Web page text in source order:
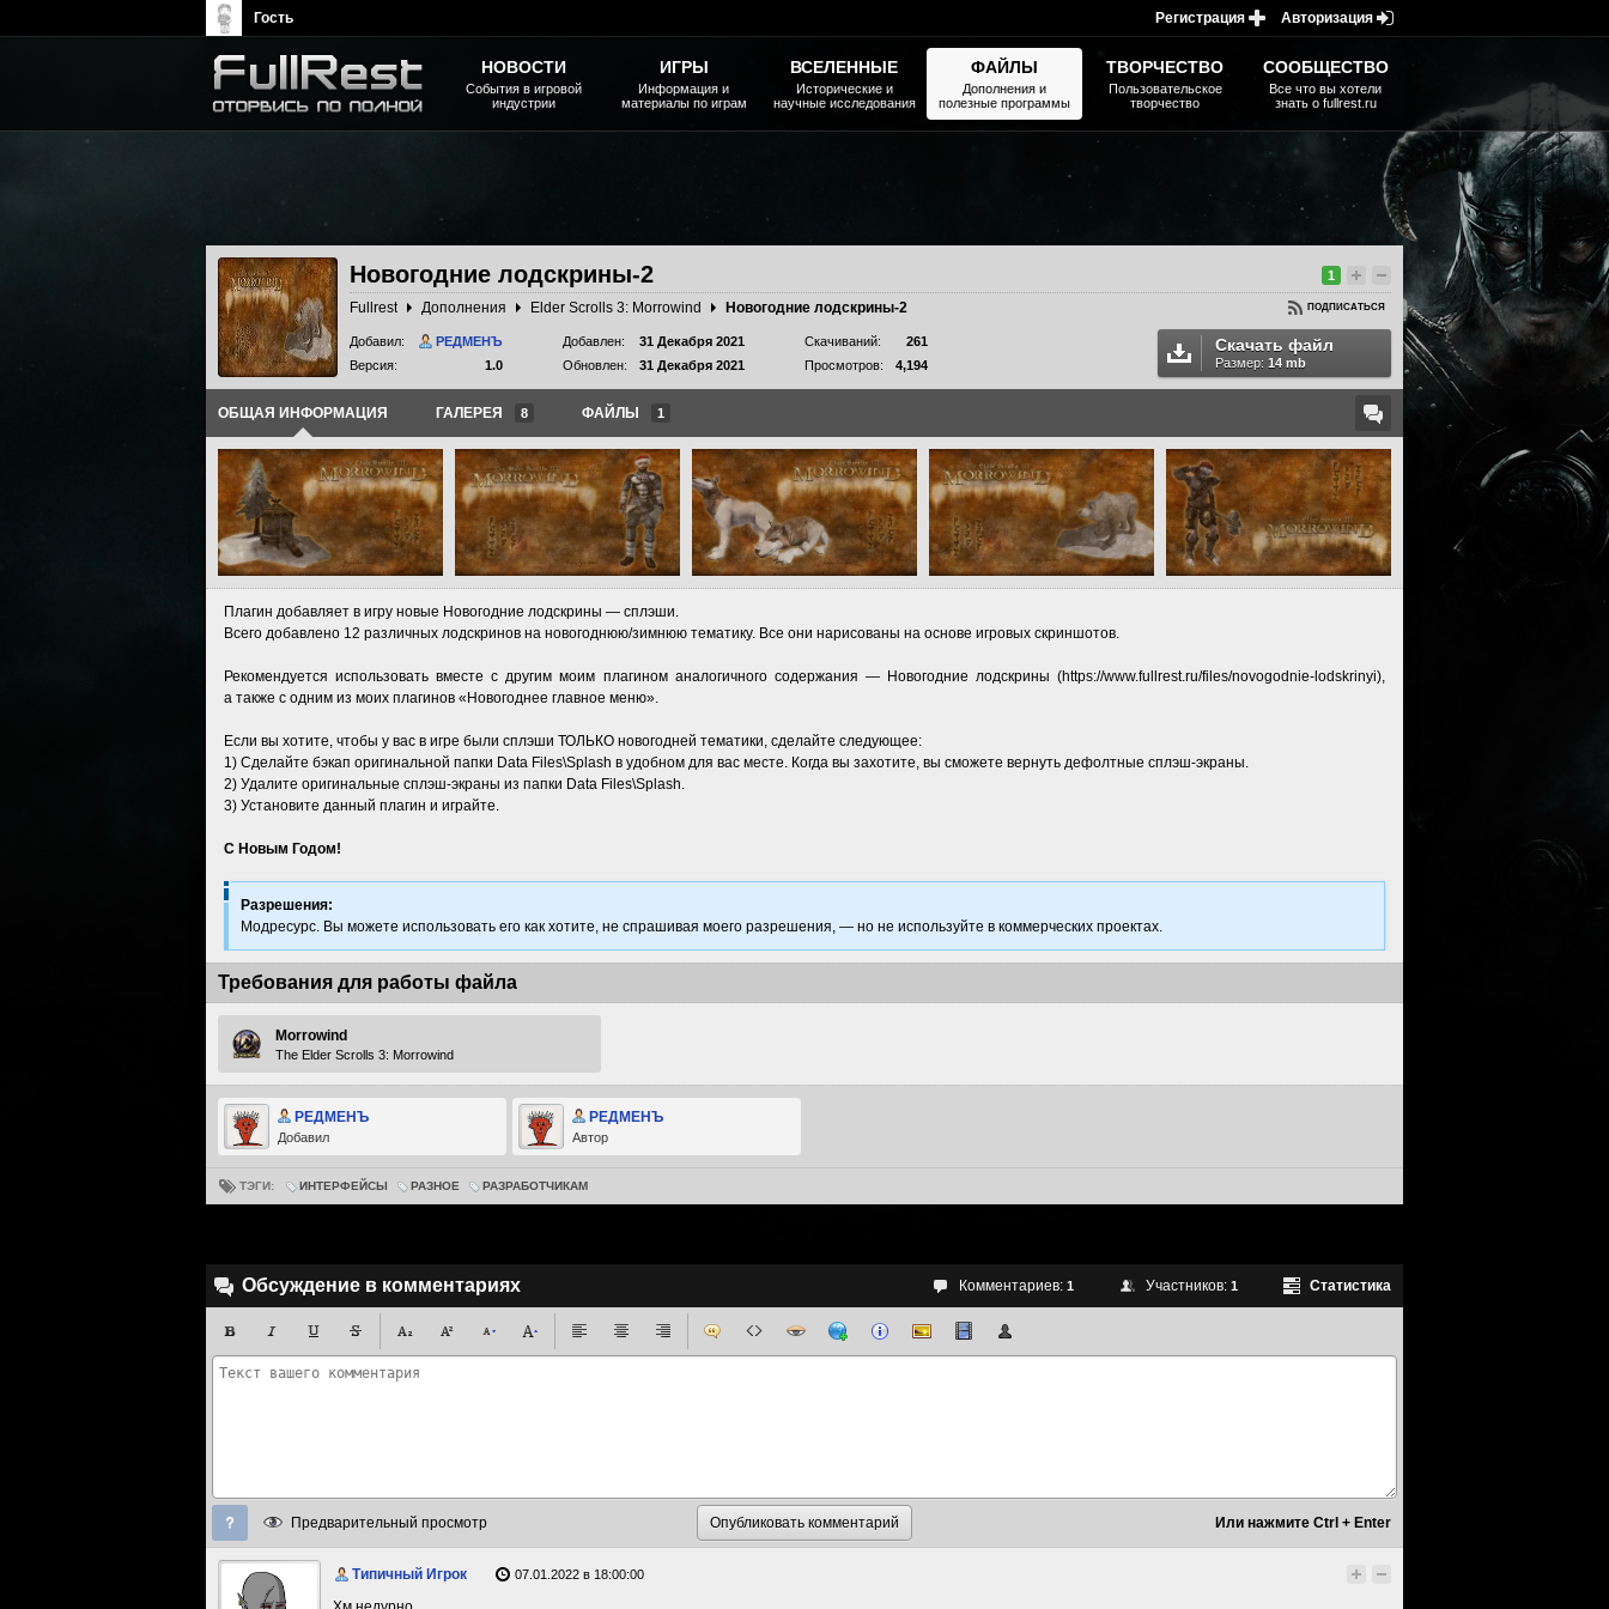
1
ПОДПИСАТЬСЯ
Новогодние лодскрины-2
Fullrest Дополнения Elder Scrolls 3: Morrowind Новогодние лодскрины-2
Скачать файл
Размер: 14 mb
Добавил:
РЕДМЕНЪ
Версия:
1.0
Добавлен:
31 Декабря 2021
Обновлен:
31 Декабря 2021
Скачиваний:
261
Просмотров:
4,194
ОБЩАЯ ИНФОРМАЦИЯ ГАЛЕРЕЯ 8 ФАЙЛЫ 1
Плагин добавляет в игру новые Новогодние лодскрины — сплэши.
Всего добавлено 12 различных лодскринов на новогоднюю/зимнюю тематику. Все они нарисованы на основе игровых скриншотов.
Рекомендуется использовать вместе с другим моим плагином аналогичного содержания — Новогодние лодскрины (https://www.fullrest.ru/files/novogodnie-lodskrinyi),
а также с одним из моих плагинов «Новогоднее главное меню».
Если вы хотите, чтобы у вас в игре были сплэши ТОЛЬКО новогодней тематики, сделайте следующее:
1) Сделайте бэкап оригинальной папки Data Files\Splash в удобном для вас месте. Когда вы захотите, вы сможете вернуть дефолтные сплэш-экраны.
2) Удалите оригинальные сплэш-экраны из папки Data Files\Splash.
3) Установите данный плагин и играйте.
С Новым Годом!
Разрешения:
Модресурс. Вы можете использовать его как хотите, не спрашивая моего разрешения, — но не используйте в коммерческих проектах.
Требования для работы файла
Morrowind
The Elder Scrolls 3: Morrowind
РЕДМЕНЪ
Добавил
РЕДМЕНЪ
Автор
ТЭГИ: ИНТЕРФЕЙСЫ РАЗНОЕ РАЗРАБОТЧИКАМ
Комментариев: 1 Участников: 1 Статистика
Обсуждение в комментариях
Предварительный просмотр
Типичный Игрок 07.01.2022 в 18:00:00
НОВОСТИ
События в игровой
индустрии
ИГРЫ
Информация и
материалы по играм
ВСЕЛЕННЫЕ
Исторические и
научные исследования
ФАЙЛЫ
Дополнения и
полезные программы
ТВОРЧЕСТВО
Пользовательское
творчество
СООБЩЕСТВО
Все что вы хотели
знать о fullrest.ru
Авторизация
Регистрация
Гость